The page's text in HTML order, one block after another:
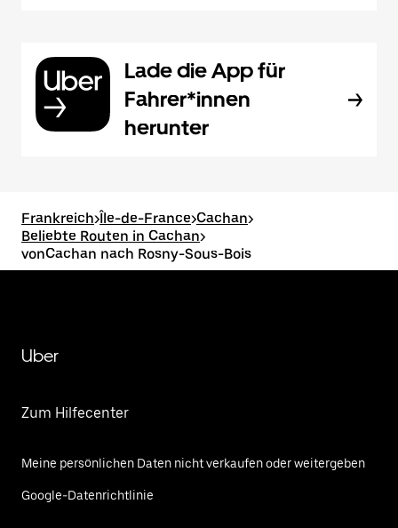
Lade die App für
Fahrer*innen
herunter
Frankreich>Île-de-France>Cachan>
Beliebte Routen in Cachan>
vonCachan nach Rosny-Sous-Bois
Uber
Zum Hilfecenter
Meine persönlichen Daten nicht verkaufen oder weitergeben
Google-Datenrichtlinie